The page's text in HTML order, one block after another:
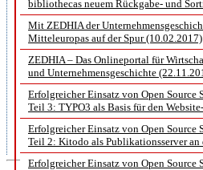
bibliothecas neuem Rückgabe- und
Mit ZEDHIA der
Mitteleuropas auf der Spur (10.02.2017)
ZEDHIA – Das Onlineportal für
und Unternehmensgeschichte
Erfolgreicher Einsatz von Open Source
Teil 3: TYPO3 als Basis für den
Erfolgreicher Einsatz von Open Source
Teil 2: Kitodo als Publikationsserver an
Erfolgreicher Einsatz von Open Source
hat die
der Einrichtung
Amt am 15.
Doppelspitze